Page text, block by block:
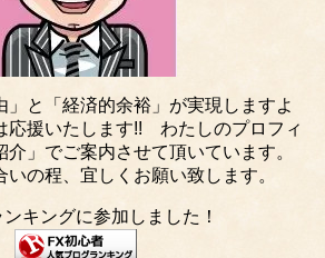
」と「経済的余裕」が実現しますよ
応援いたします!! わたしのプロフィ
」でご案内させて頂いています。
いの程、宜しくお願い致します。
キングに参加しました！